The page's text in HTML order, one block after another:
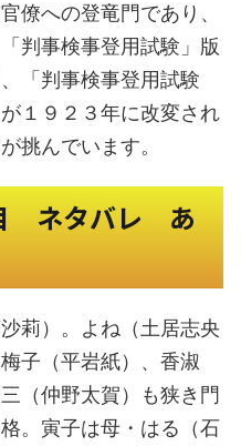
僚への登竜門であり、
判事検事登用試験」版
「判事検事登用試験
１９２３年に改変され
挑んでいます。
ネタバレ あ
莉）。よね（土居志央
子（平岩紙）、香淑
（仲野太賀）も狭き門
。寅子は母・はる（石